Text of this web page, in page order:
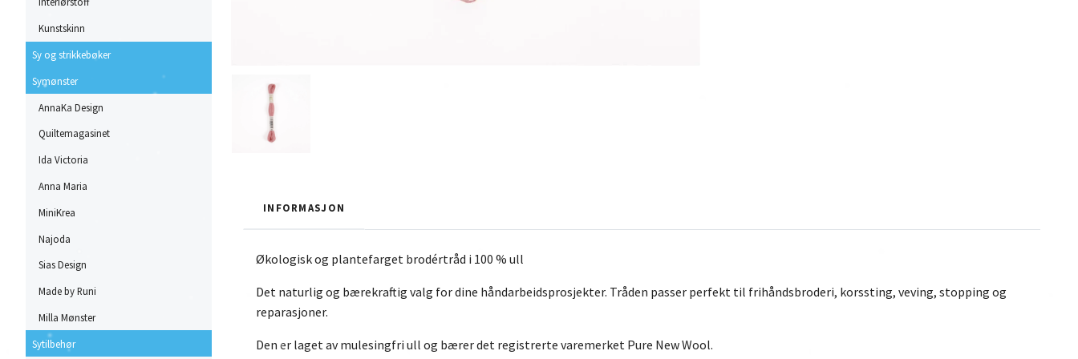
Kunstskinn
Sy og strikkebøker
Symønster
AnnaKa Design
Quiltemagasinet
Ida Victoria
Anna Maria
MiniKrea
Najoda
Sias Design
Made by Runi
Milla Mønster
Sytilbehør
INFORMASJON
Økologisk og plantefarget brodértråd i 100 % ull
Det naturlig og bærekraftig valg for dine håndarbeidsprosjekter. Tråden passer perfekt til frihåndsbroderi, korssting, veving, stopping og
reparasjoner.
Den er laget av mulesingfri ull og bærer det registrerte varemerket Pure New Wool.